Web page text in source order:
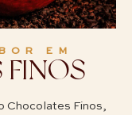
EM
Chocolates Finos,